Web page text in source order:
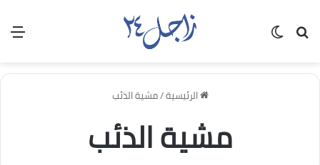
بحث عن
الرئيسية/مشية الذئب
مشية الذئب